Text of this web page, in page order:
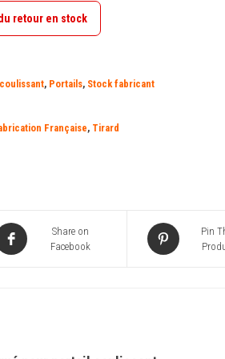
acier
zingué
portail
retour en stock
, Portails, Stock fabricant
Française, Tirard
Share on
Facebook
Pin